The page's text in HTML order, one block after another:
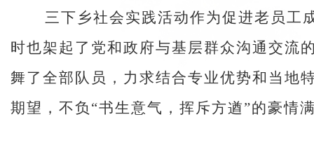
三下乡社会实践活动作为促进老员工
时也架起了党和政府与基层群众沟通交流
舞了全部队员，力求结合专业优势和当地
期望，不负“书生意气，挥斥方遒”的豪情